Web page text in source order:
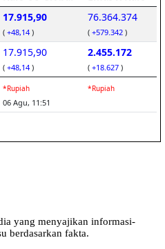
yang menyajikan informasi-
berdasarkan fakta.